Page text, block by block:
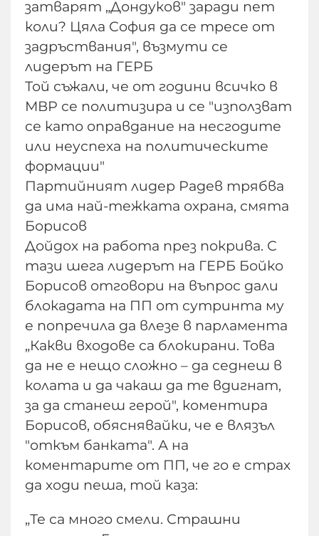
затварят „Дондуков" заради пет
коли? Цяла София да се тресе от
задръствания", възмути се
лидерът на ГЕРБ
Той съжали, че от години всичко в
МВР се политизира и се "използват
се като оправдание на несгодите
или неуспеха на политическите
формации"
Партийният лидер Радев трябва
да има най-тежката охрана, смята
Борисов
Дойдох на работа през покрива. С
тази шега лидерът на ГЕРБ Бойко
Борисов отговори на въпрос дали
блокадата на ПП от сутринта му
е попречила да влезе в парламента
„Какви входове са блокирани. Това
да не е нещо сложно – да седнеш в
колата и да чакаш да те вдигнат,
за да станеш герой", коментира
Борисов, обяснявайки, че е влязъл
"откъм банката". А на
коментарите от ПП, че го е страх
да ходи пеша, той каза:
„Те са много смели. Страшни